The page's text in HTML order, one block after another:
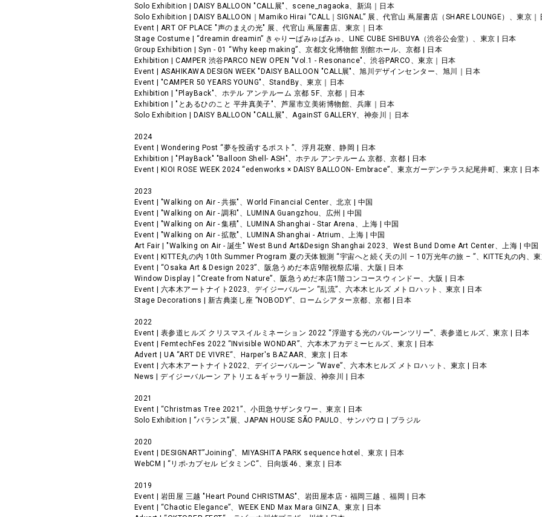
Solo Exhibition | DAISY BALLOON "CALL展"、scene_nagaoka、新潟｜日本
Solo Exhibition | DAISY BALLOON｜Mamiko Hirai “CALL｜SIGNAL” 展、代官山 蔦屋書店（SHARE LOUNGE）、東京｜
Event | ART OF PLACE "声のまえの光" 展、代官山 蔦屋書店、東京｜日本
Stage Costume | “dreamin dreamin” きゃりーぱみゅぱみゅ、LINE CUBE SHIBUYA（渋谷公会堂）、東京 | 日本
Group Exhibition | Syn - 01 “Why keep making”、京都文化博物館 別館ホール、京都 | 日本
Exhibition | CAMPER 渋谷PARCO NEW OPEN "Vol.1 - Resonance"、渋谷PARCO、東京｜日本
Event | ASAHIKAWA DESIGN WEEK "DAISY BALLOON "CALL展"、旭川デザインセンター、旭川｜日本
Event | "CAMPER 50 YEARS YOUNG"、StandBy、東京｜日本
Exhibition | "PlayBack"、ホテル アンテルーム 京都 5F、京都｜日本
Exhibition | "とあるひのこと 平井真美子"、芦屋市立美術博物館、兵庫｜日本
Solo Exhibition | DAISY BALLOON "CALL展"、AgainST GALLERY、神奈川｜日本
2024
Event | Wondering Post “夢を投函するポスト”、浮月花寮、静岡 | 日本
Exhibition | "PlayBack" "Balloon Shell- ASH"、ホテル アンテルーム 京都、京都 | 日本
Event | KIOI ROSE WEEK 2024 “edenworks × DAISY BALLOON- Embrace”、東京ガーデンテラス紀尾井町、東京 | 日本
2023
Event | "Walking on Air - 共振"、World Financial Center、北京 | 中国
Event | "Walking on Air - 調和"、LUMINA Guangzhou、広州 | 中国
Event | "Walking on Air - 集積"、LUMINA Shanghai - Star Arena、上海 | 中国
Event | "Walking on Air - 拡散"、LUMINA Shanghai - Atrium、上海 | 中国
Art Fair | "Walking on Air - 誕生" West Bund Art&Design Shanghai 2023、West Bund Dome Art Center、上海 | 中国
Event | KITTE丸の内 10th Summer Program 夏の天体観測 “宇宙へと続く天の川 – 10万光年の旅 – ”、KITTE丸の内、
Event | “Osaka Art & Design 2023”、阪急うめだ本店9階祝祭広場、大阪 | 日本
Window Display | “Create from Nature”、阪急うめだ本店1階コンコースウィンドー、大阪 | 日本
Event | 六本木アートナイト2023、デイジーバルーン “乱流”、六本木ヒルズ メトロハット、東京 | 日本
Stage Decorations | 新古典楽し座 ”NOBODY”、ロームシアター京都、京都 | 日本
2022
Event | 表参道ヒルズ クリスマスイルミネーション 2022 “浮遊する光のバルーンツリー”、表参道ヒルズ、東京 | 日本
Event | FemtechFes 2022 “INvisible WONDAR”、六本木アカデミーヒルズ、東京 | 日本
Advert | UA “ART DE VIVRE“、Harper's BAZAAR、東京 | 日本
Event | 六本木アートナイト2022、デイジーバルーン “Wave”、六本木ヒルズ メトロハット、東京 | 日本
News | デイジーバルーン アトリエ＆ギャラリー新設、神奈川 | 日本
2021
Event | “Christmas Tree 2021”、小田急サザンタワー、東京 | 日本
Solo Exhibition | “バランス”展、JAPAN HOUSE SÃO PAULO、サンパウロ | ブラジル
2020
Event | DESIGNART”Joining”、MIYASHITA PARK sequence hotel、東京 | 日本
WebCM | “リポ-カプセル ビタミンC“、日向坂46、東京 | 日本
2019
Event | 岩田屋 三越 "Heart Pound CHRISTMAS"、岩田屋本店・福岡三越 、福岡 | 日本
Event | “Chaotic Elegance”、WEEK END Max Mara GINZA、東京 | 日本